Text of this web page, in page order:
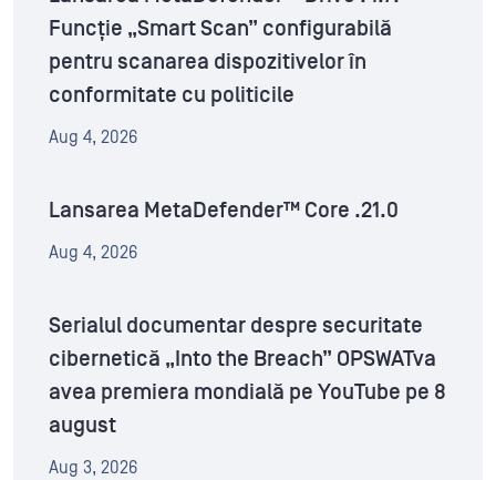
Funcție „Smart Scan” configurabilă
pentru scanarea dispozitivelor în
conformitate cu politicile
Aug 4, 2026
Lansarea MetaDefender™ Core .21.0
Aug 4, 2026
Serialul documentar despre securitate
cibernetică „Into the Breach” OPSWATva
avea premiera mondială pe YouTube pe 8
august
Aug 3, 2026